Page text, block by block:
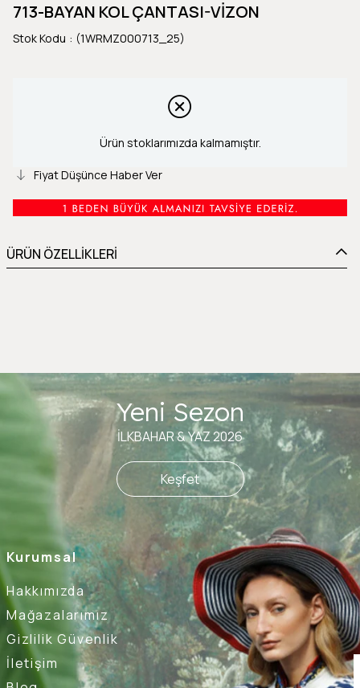
713-BAYAN KOL ÇANTASI-VİZON
Stok Kodu (1WRMZ000713_25)
Ürün stoklarımızda kalmamıştır.
Fiyat Düşünce Haber Ver
ÜRÜN ÖZELLİKLERİ
Kurumsal
Hakkımızda
Mağazalarımız
Gizlilik Güvenlik
İletişim
Yeni Sezon
İLKBAHAR & YAZ 2026
Keşfet